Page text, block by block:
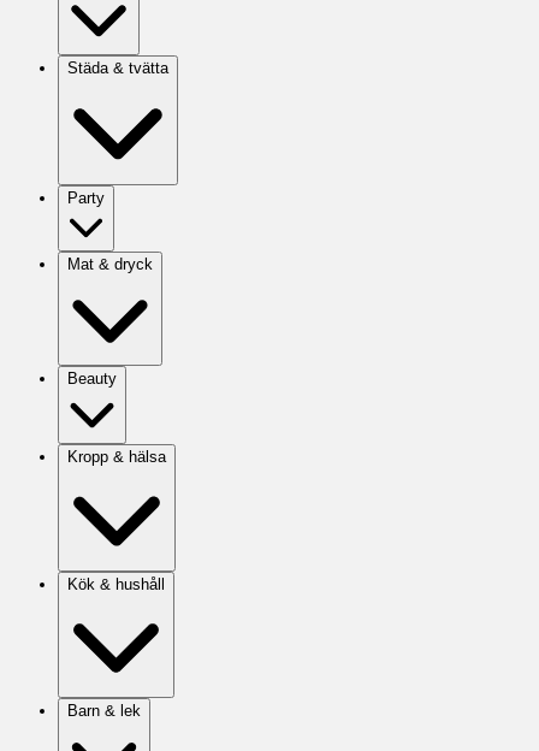
Städa & tvätta
Party
Mat & dryck
Beauty
Kropp & hälsa
Kök & hushåll
Barn & lek